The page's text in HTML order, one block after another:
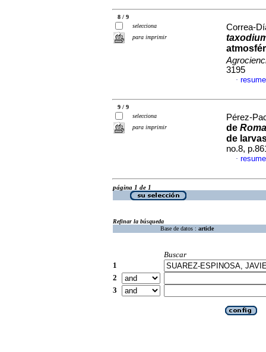
8 / 9
selecciona
para imprimir
Correa-
3195
·
9 / 9
selecciona
para imprimir
Pérez-
de
de
no.8,
·
página 1 de 1
Refinar la búsqueda
Base de datos : article
Buscar
1
2
3